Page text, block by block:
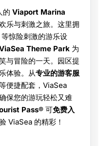
的 Viaport Marina
乐与刺激之旅。这里拥
等惊险刺激的游乐设
Theme Park 为
与冒险的一天。园区提
体验。从专业的游客服
便捷配套，ViaSea
保您的游玩轻松又难
Pass® 可免费入
ViaSea 的精彩！